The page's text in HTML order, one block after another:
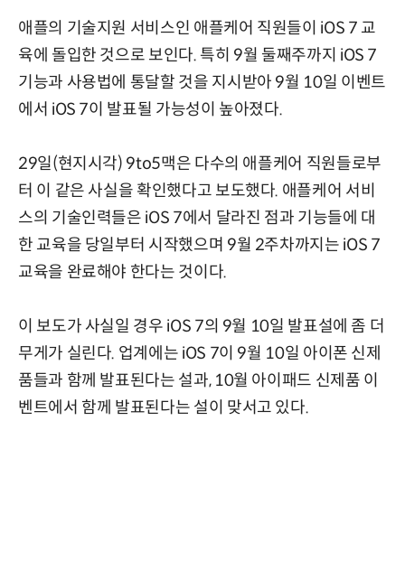
애플의 기술지원 서비스인 애플케어 직원들이 iOS 7 교
육에 돌입한 것으로 보인다. 특히 9월 둘째주까지 iOS 7
기능과 사용법에 통달할 것을 지시받아 9월 10일 이벤트
에서 iOS 7이 발표될 가능성이 높아졌다.
29일(현지시각) 9to5맥은 다수의 애플케어 직원들로부
터 이 같은 사실을 확인했다고 보도했다. 애플케어 서비
스의 기술인력들은 iOS 7에서 달라진 점과 기능들에 대
한 교육을 당일부터 시작했으며 9월 2주차까지는 iOS 7
교육을 완료해야 한다는 것이다.
이 보도가 사실일 경우 iOS 7의 9월 10일 발표설에 좀 더
무게가 실린다. 업계에는 iOS 7이 9월 10일 아이폰 신제
품들과 함께 발표된다는 설과, 10월 아이패드 신제품 이
벤트에서 함께 발표된다는 설이 맞서고 있다.